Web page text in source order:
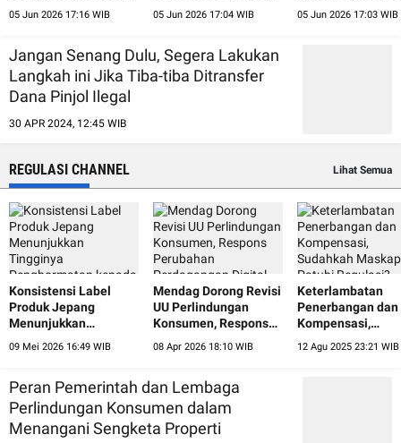
05 Jun 2026 17:16 WIB 05 Jun 2026 17:04 WIB 05 Jun 2026 17:03 WIB
Jangan Senang Dulu, Segera Lakukan
Langkah ini Jika Tiba-tiba Ditransfer
Dana Pinjol Ilegal
30 APR 2024, 12:45 WIB
REGULASI CHANNEL Lihat Semua
Konsistensi Label
Produk Jepang
Menunjukkan
09 Mei 2026 16:49 WIB
Mendag Dorong Revisi
UU Perlindungan
Konsumen, Respons
Perdagangan Digital
08 Apr 2026 18:10 WIB
Keterlambatan
Penerbangan dan
Kompensasi,
Patuhi Regulasi?
12 Agu 2025 23:21 WIB
Peran Pemerintah dan Lembaga
Perlindungan Konsumen dalam
Menangani Sengketa Properti